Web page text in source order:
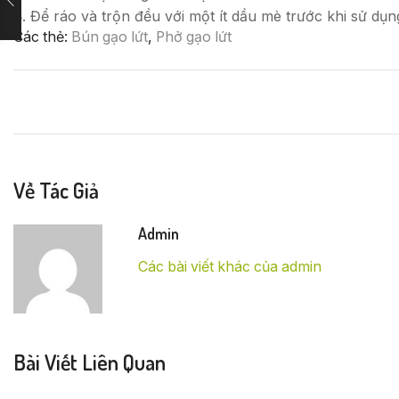
4. Để ráo và trộn đều với một ít dầu mè trước khi sử
Các thẻ: Bún gạo lứt, Phở gạo lứt
Về Tác Giả
Admin
Các bài viết khác của admin
Bài Viết Liên Quan